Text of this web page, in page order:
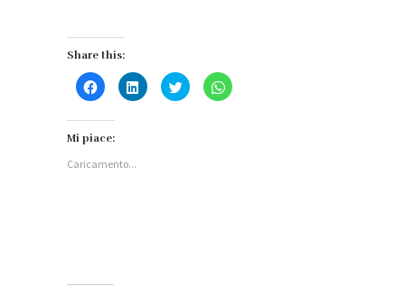
Share this:
Fai
clic
Facebook
apre
in
Fai
clic
Fai
clic
Fai
clic
Mi piace:
Caricamento...